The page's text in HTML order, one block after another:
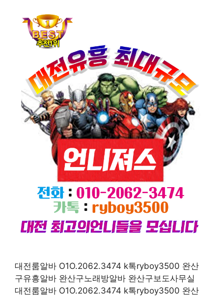
대전룸알바 O1O.2062.3474 k톡ryboy3500 완산
구유흥알바 완산구노래방알바 완산구보도사무실
대전룸알바 O1O.2062.3474 k톡ryboy3500 완산